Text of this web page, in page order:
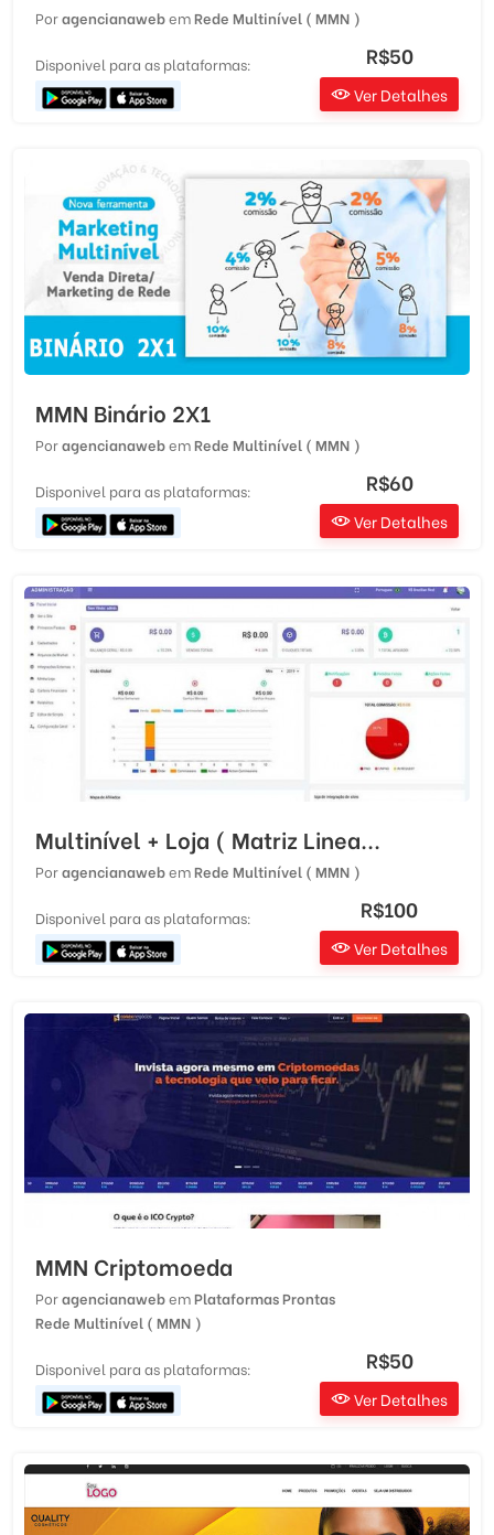
PoragencianawebemRede Multinível ( MMN )
Disponivel para as plataformas: R$50
Ver Detalhes
MMN Binário 2X1
PoragencianawebemRede Multinível ( MMN )
Disponivel para as plataformas: R$60
Ver Detalhes
Multinível + Loja ( Matriz Linea...
PoragencianawebemRede Multinível ( MMN )
Disponivel para as plataformas: R$100
Ver Detalhes
MMN Criptomoeda
PoragencianawebemPlataformas Prontas
Rede Multinível ( MMN )
Disponivel para as plataformas: R$50
Ver Detalhes